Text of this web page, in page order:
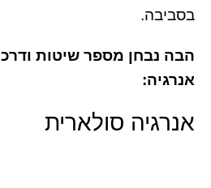
בסביבה.
הבה נבחן מספר שיטות
אנרגיה:
אנרגיה סולארית